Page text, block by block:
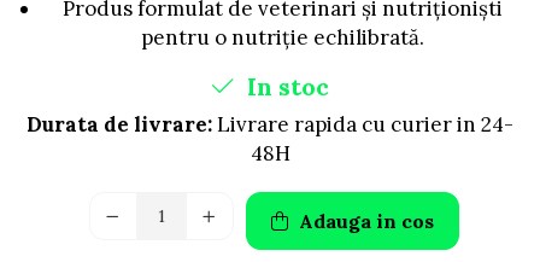
Produs formulat de veterinari și nutriționiști
pentru o nutriție echilibrată.
In stoc
Durata de livrare:Livrare rapida cu curier in 24-
48H
Adauga in cos